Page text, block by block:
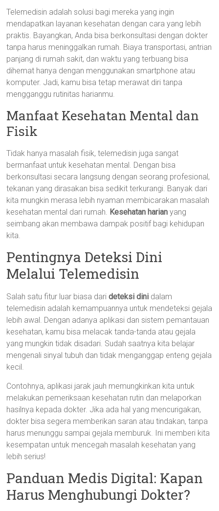
Telemedisin adalah solusi bagi mereka yang ingin
mendapatkan layanan kesehatan dengan cara yang lebih
praktis. Bayangkan, Anda bisa berkonsultasi dengan dokter
tanpa harus meninggalkan rumah. Biaya transportasi, antrian
panjang di rumah sakit, dan waktu yang terbuang bisa
dihemat hanya dengan menggunakan smartphone atau
komputer. Jadi, kamu bisa tetap merawat diri tanpa
mengganggu rutinitas harianmu.
Manfaat Kesehatan Mental dan
Fisik
Tidak hanya masalah fisik, telemedisin juga sangat
bermanfaat untuk kesehatan mental. Dengan bisa
berkonsultasi secara langsung dengan seorang profesional,
tekanan yang dirasakan bisa sedikit terkurangi. Banyak dari
kita mungkin merasa lebih nyaman membicarakan masalah
kesehatan mental dari rumah. Kesehatan harian yang
seimbang akan membawa dampak positif bagi kehidupan
kita.
Pentingnya Deteksi Dini
Melalui Telemedisin
Salah satu fitur luar biasa darideteksi dini dalam
telemedisin adalah kemampuannya untuk mendeteksi gejala
lebih awal. Dengan adanya aplikasi dan sistem pemantauan
kesehatan, kamu bisa melacak tanda-tanda atau gejala
yang mungkin tidak disadari. Sudah saatnya kita belajar
mengenali sinyal tubuh dan tidak menganggap enteng gejala
kecil.
Contohnya, aplikasi jarak jauh memungkinkan kita untuk
melakukan pemeriksaan kesehatan rutin dan melaporkan
hasilnya kepada dokter. Jika ada hal yang mencurigakan,
dokter bisa segera memberikan saran atau tindakan, tanpa
harus menunggu sampai gejala memburuk. Ini memberi kita
kesempatan untuk mencegah masalah kesehatan yang
lebih serius!
Panduan Medis Digital: Kapan
Harus Menghubungi Dokter?